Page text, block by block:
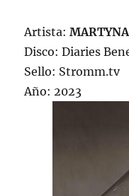
Artista:
Disco: Diaries
Sello: Stromm.tv
Año: 2023